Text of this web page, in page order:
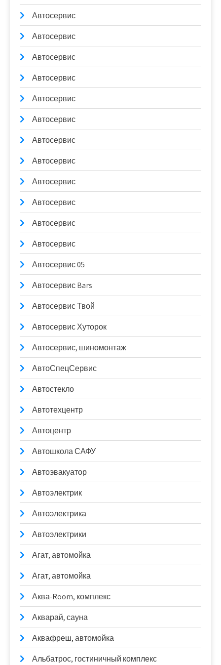
Автосервис
Автосервис
Автосервис
Автосервис
Автосервис
Автосервис
Автосервис
Автосервис
Автосервис
Автосервис
Автосервис
Автосервис
Автосервис 05
Автосервис Bars
Автосервис Твой
Автосервис Хуторок
Автосервис, шиномонтаж
АвтоСпецСервис
Автостекло
Автотехцентр
Автоцентр
Автошкола САФУ
Автоэвакуатор
Автоэлектрик
Автоэлектрика
Автоэлектрики
Агат, автомойка
Агат, автомойка
Аква-Room, комплекс
Акварай, сауна
Аквафреш, автомойка
Альбатрос, гостиничный комплекс